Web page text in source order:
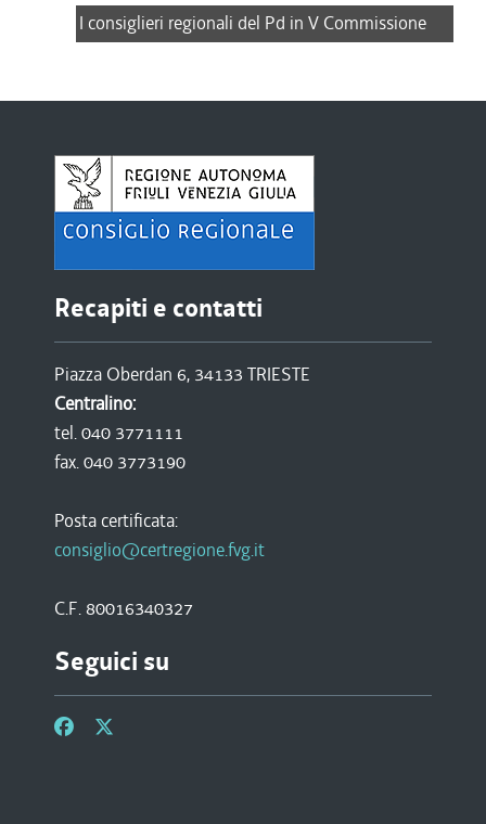
I consiglieri regionali del Pd in V Commissione
Recapiti e contatti
Piazza Oberdan 6, 34133 TRIESTE
Centralino:
tel. 040 3771111
fax. 040 3773190
Posta certificata:
consiglio@certregione.fvg.it
C.F. 80016340327
Seguici su